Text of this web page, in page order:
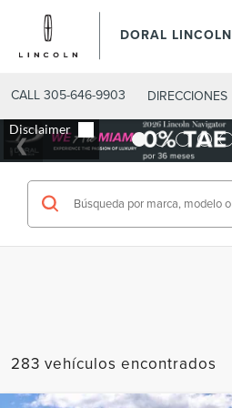
DORAL LINCOLN
CALL 305-646-9903 DIRECCIONES
283 vehículos encontrados